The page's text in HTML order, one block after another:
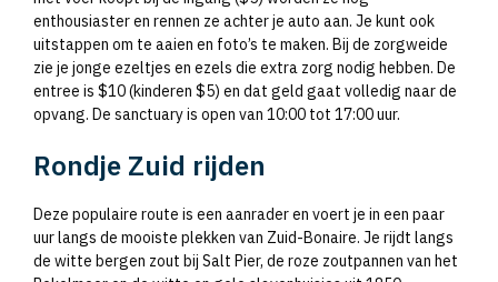
enthousiaster en rennen ze achter je auto aan. Je kunt ook
uitstappen om te aaien en foto’s te maken. Bij de zorgweide
zie je jonge ezeltjes en ezels die extra zorg nodig hebben. De
entree is $10 (kinderen $5) en dat geld gaat volledig naar de
opvang. De sanctuary is open van 10:00 tot 17:00 uur.
Rondje Zuid rijden
Deze populaire route is een aanrader en voert je in een paar
uur langs de mooiste plekken van Zuid-Bonaire. Je rijdt langs
de witte bergen zout bij Salt Pier, de roze zoutpannen van het